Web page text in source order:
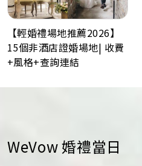
【輕婚禮場地推薦2026】
15個非酒店證婚場地| 收費
+風格+查詢連結
WeVow 婚禮當日